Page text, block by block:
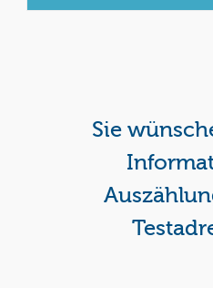
Sie
0511 / 606 77
Gratis